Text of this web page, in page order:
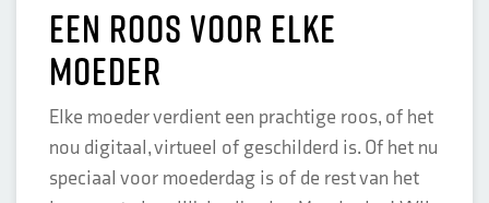
een roos voor elke
moeder
Elke moeder verdient een prachtige roos, of het
nou digitaal, virtueel of geschilderd is. Of het nu
speciaal voor moederdag is of de rest van het